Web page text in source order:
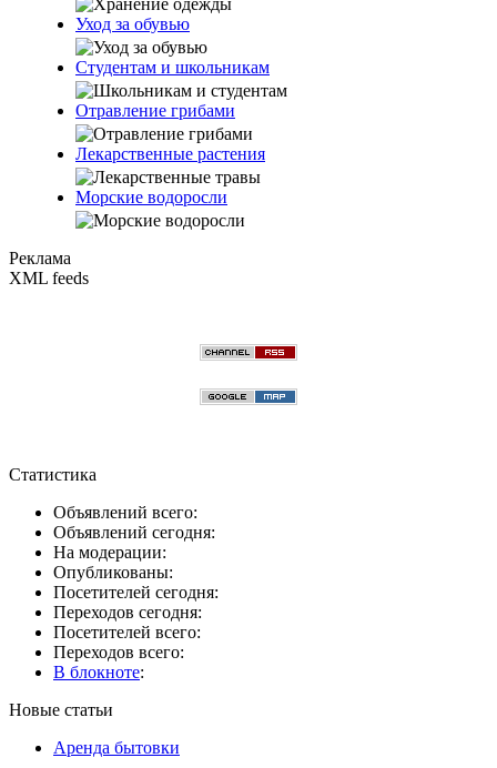
Уход за обувью
Студентам и школьникам
Отравление грибами
Лекарственные растения
Морские водоросли
Реклама
XML feeds
Статистика
Объявлений всего:
Объявлений сегодня:
На модерации:
Опубликованы:
Посетителей сегодня:
Переходов сегодня:
Посетителей всего:
Переходов всего:
В блокноте:
Новые статьи
Аренда бытовки